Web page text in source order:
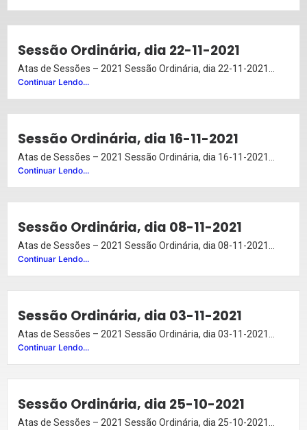
Sessão Ordinária, dia 22-11-2021
Atas de Sessões – 2021 Sessão Ordinária, dia 22-11-2021...
Continuar Lendo...
Sessão Ordinária, dia 16-11-2021
Atas de Sessões – 2021 Sessão Ordinária, dia 16-11-2021...
Continuar Lendo...
Sessão Ordinária, dia 08-11-2021
Atas de Sessões – 2021 Sessão Ordinária, dia 08-11-2021...
Continuar Lendo...
Sessão Ordinária, dia 03-11-2021
Atas de Sessões – 2021 Sessão Ordinária, dia 03-11-2021...
Continuar Lendo...
Sessão Ordinária, dia 25-10-2021
Atas de Sessões – 2021 Sessão Ordinária, dia 25-10-2021...